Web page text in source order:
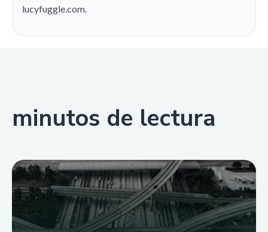
lucyfuggle.com.
minutos de lectura